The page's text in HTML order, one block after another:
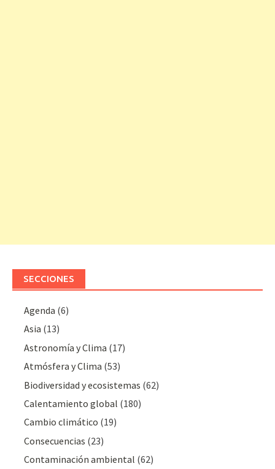
SECCIONES
Agenda (6)
Asia (13)
Astronomía y Clima (17)
Atmósfera y Clima (53)
Biodiversidad y ecosistemas (62)
Calentamiento global (180)
Cambio climático (19)
Consecuencias (23)
Contaminación ambiental (62)